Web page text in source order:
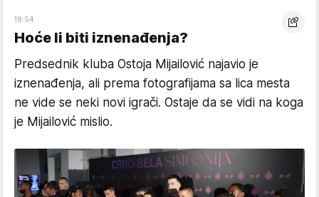
19:54
Hoće li biti iznenađenja?
Predsednik kluba Ostoja Mijailović najavio je
iznenađenja, ali prema fotografijama sa lica mesta
ne vide se neki novi igrači. Ostaje da se vidi na koga
je Mijailović mislio.